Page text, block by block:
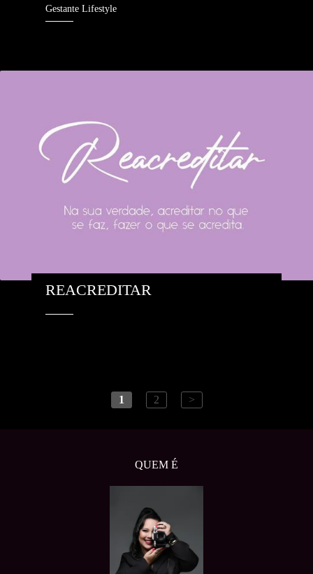
Gestante Lifestyle
REACREDITAR
1 2 >
QUEM É